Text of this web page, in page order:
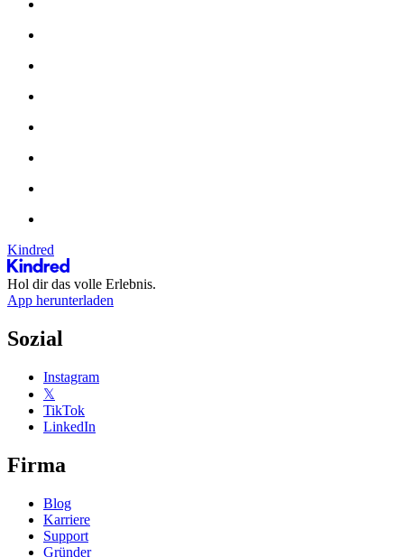
Kindred
Hol dir das volle Erlebnis.
App herunterladen
Sozial
Instagram
𝕏
TikTok
LinkedIn
Firma
Blog
Karriere
Support
Gründer